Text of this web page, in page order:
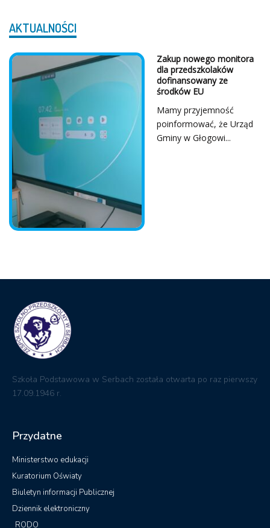
AKTUALNOŚCI
Zakup nowego monitora
dla przedszkolaków
dofinansowany ze
środków EU
Mamy przyjemność
poinformować, że Urząd
Gminy w Głogowi...
Szkoła Podstawowa w Serbach została otwarta po raz pierwszy
17.09.1946 r.
Przydatne
Ministerstwo edukacji
Kuratorium Oświaty
Biuletyn informacji Publicznej
Dziennik elektroniczny
RODO